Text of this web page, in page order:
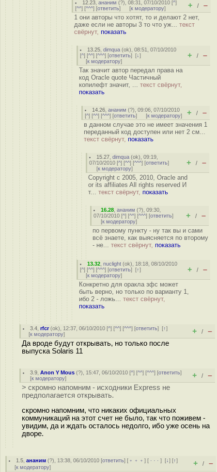
12.23 ,ананим (?), 08:31, 07/10/2010 [^]
[^^] [^^^] [ответить] [к модератору] + / –
1 они авторы что хотят, то и делают 2 нет,
даже если не авторы 3 то что уж... текст
свёрнут, показать
13.25 ,dimqua (ok), 08:51, 07/10/2010
[^] [^^] [^^^] [ответить] [↓]
[к модератору]
+ / –
Так значит автор передал права на
код Oracle quote Частичный
копилефт значит, ... текст свёрнут,
показать
14.26 ,ананим (?), 09:06, 07/10/2010
[^] [^^] [^^^] [ответить] [к модератору] + / –
в данном случае это не имеет значения 1
переданный код доступен или нет 2 см...
текст свёрнут, показать
15.27 ,dimqua (ok), 09:19,
07/10/2010 [^] [^^] [^^^] [ответить]
[к модератору]
+ / –
Copyright c 2005, 2010, Oracle and
or its affiliates All rights reserved И
т... текст свёрнут, показать
16.28 ,ананим (?), 09:30,
07/10/2010 [^] [^^] [^^^] [ответить]
[к модератору]
+ / –
по первому пункту - ну так вы и сами
всё знаете, как выясняется по второму
- не... текст свёрнут, показать
13.32 ,nuclight (ok), 18:18, 08/10/2010
[^] [^^] [^^^] [ответить] [↑]
[к модератору]
+ / –
Конкретно для оракла зфс может
быть верно, но только по варианту 1,
ибо 2 - ложь... текст свёрнут,
показать
3.4 ,rfcr(ok), 12:37, 06/10/2010 [^] [^^] [^^^] [ответить][↑]
[к модератору] + / –
Да вроде будут открывать, но только после
выпуска Solaris 11
3.9 ,Anon Y Mous (?), 15:47, 06/10/2010 [^] [^^] [^^^] [ответить]
[к модератору] + / –
> скромно напомним - исходники Express не
предполагается открывать.
скромно напомним, что никаких официальных
коммуникаций на этот счет не было, так что поживем -
увидим, да и ждать осталось недолго, ибо уже осень на
дворе.
1.5 ,ананим (?), 13:38, 06/10/2010 [ответить] [ ﹢﹢﹢] [ · · ·][↓] [↑]
[к модератору] + / –